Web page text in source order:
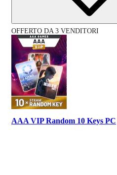
OFFERTO DA 3 VENDITORI
AAA VIP Random 10 Keys PC